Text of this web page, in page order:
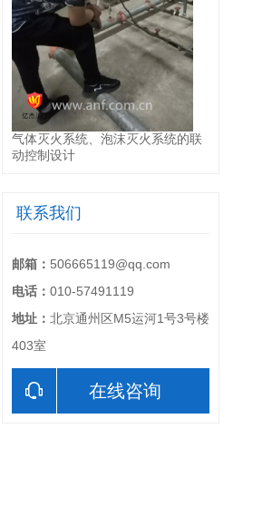
气体灭火系统、泡沫灭火系统的联
动控制设计
联系我们
邮箱： 506665119@qq.com
电话： 010-57491119
地址： 北京通州区M5运河1号3号楼
403室
在线咨询